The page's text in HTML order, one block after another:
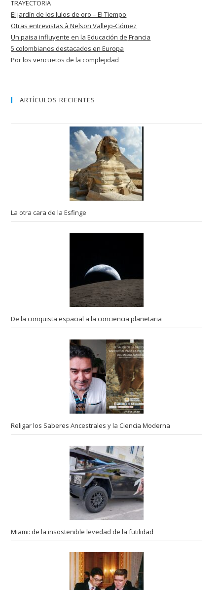
TRAYECTORIA
El jardín de los lulos de oro – El Tiempo
Otras entrevistas à Nelson Vallejo-Gómez
Un paisa influyente en la Educación de Francia
5 colombianos destacados en Europa
Por los vericuetos de la complejidad
ARTÍCULOS RECIENTES
La otra cara de la Esfinge
De la conquista espacial a la conciencia planetaria
Religar los Saberes Ancestrales y la Ciencia Moderna
Miami: de la insostenible levedad de la futilidad